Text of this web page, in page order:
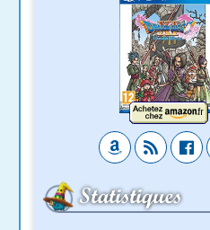
Statistiques